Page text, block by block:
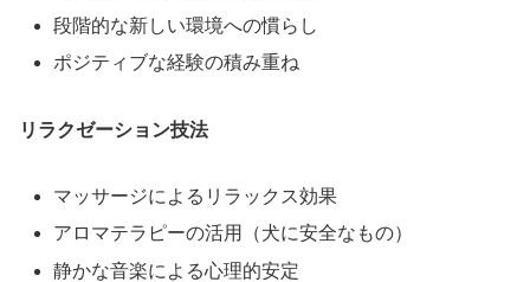
段階的な新しい環境への慣らし
ポジティブな経験の積み重ね
リラクゼーション技法
マッサージによるリラックス効果
アロマテラピーの活用（犬に安全なもの）
静かな音楽による心理的安定